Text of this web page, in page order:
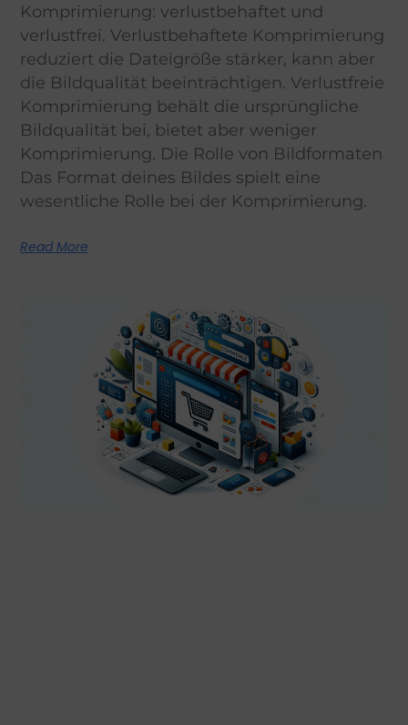
Komprimierung: verlustbehaftet und
verlustfrei. Verlustbehaftete Komprimierung
reduziert die Dateigröße stärker, kann aber
die Bildqualität beeinträchtigen. Verlustfreie
Komprimierung behält die ursprüngliche
Bildqualität bei, bietet aber weniger
Komprimierung. Die Rolle von Bildformaten
Das Format deines Bildes spielt eine
wesentliche Rolle bei der Komprimierung.
Read More